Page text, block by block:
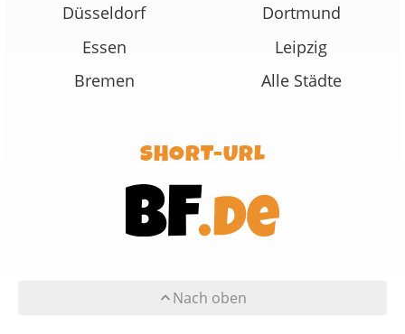
Düsseldorf
Dortmund
Essen
Leipzig
Bremen
Alle Städte
SHORT-URL
Nach oben